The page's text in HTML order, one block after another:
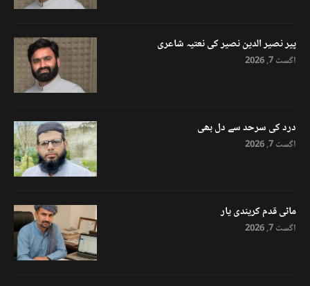
پیر نصیر الدین نصیر کی نعتیہ شاعری
اگست 7, 2026
درد کی سرحد سے دل بھی
اگست 7, 2026
ماٹی قدم کریندی یار
اگست 7, 2026